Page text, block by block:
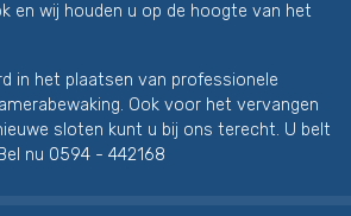
en wij houden u op de hoogte van het
in het plaatsen van professionele
Ook voor het vervangen
sloten kunt u bij ons terecht. U belt
nu 0594 - 442168